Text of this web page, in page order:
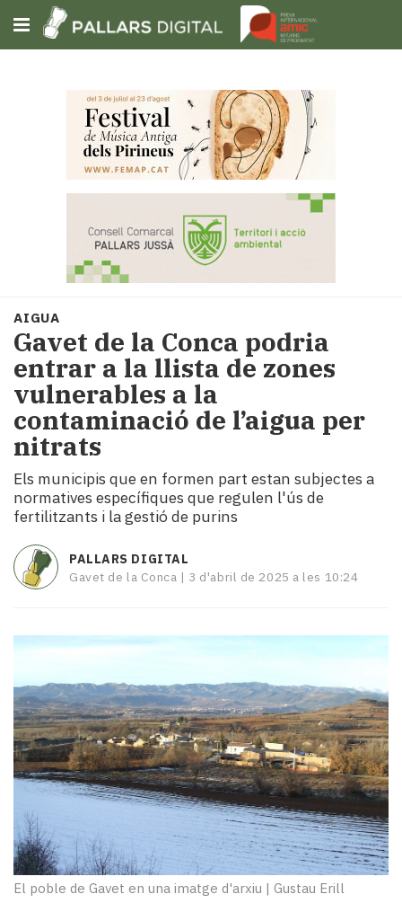
Subscriu-t'hi
Portada
Societat
Política
i
municipis
Economia
i
turisme
Cultura
Esports
Mai
tant!
TV
i
mitjans
Reportatges
Enquestes
A
escena!
Dis
la
teva!
Subscriptors
La
newsletter
del
Pallars
AIGUA
Gavet de la Conca podria
entrar a la llista de zones
vulnerables a la
contaminació de l’aigua per
nitrats
Els municipis que en formen part estan subjectes a
normatives específiques que regulen l'ús de
fertilitzants i la gestió de purins
PALLARS DIGITAL
Gavet de la Conca | 3 d'abril de 2025 a les 10:24
El poble de Gavet en una imatge d'arxiu | Gustau Erill